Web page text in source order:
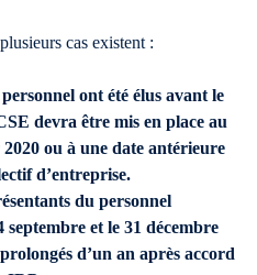
cas existent :
ont été élus avant le
devra être mis en place au
ou à une date antérieure
d’entreprise.
du personnel
et le 31 décembre
d’un an après accord